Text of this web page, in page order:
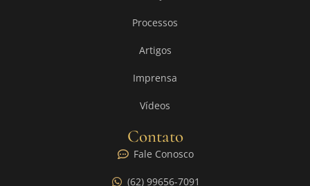
Processos
Artigos
Imprensa
Vídeos
Contato
Fale Conosco
(62) 99656-7091